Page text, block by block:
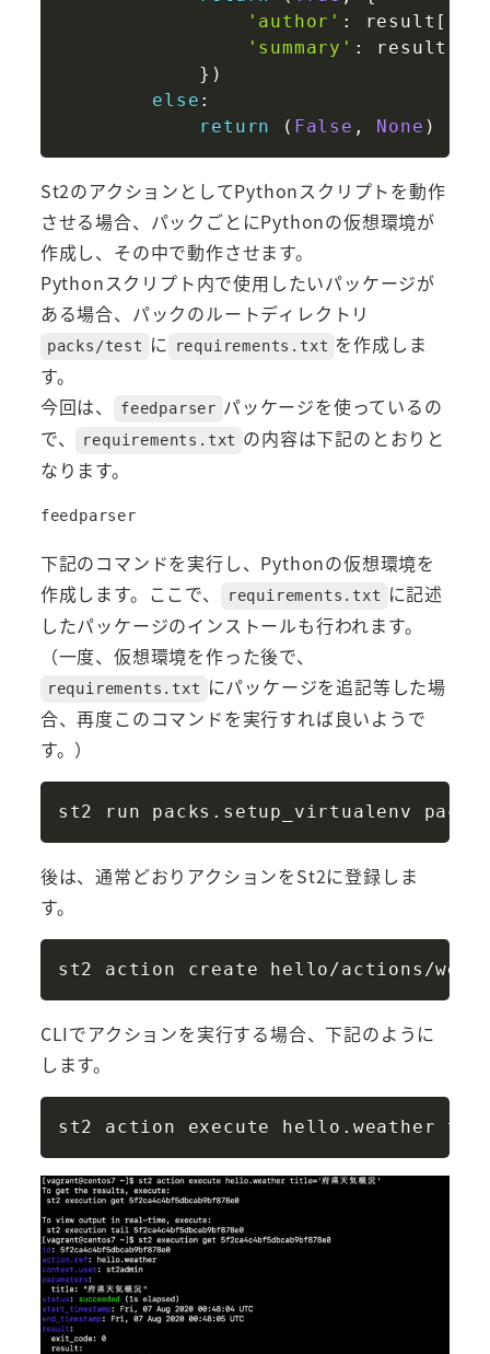
'author' : result [
'summary' : result
} )
else :
return
( False , None )
St2のアクションとしてPythonスクリプトを動作
させる場合、パックごとにPythonの仮想環境が
作成し、その中で動作させます。
Pythonスクリプト内で使用したいパッケージが
ある場合、パックのルートディレクトリ
packs/test に requirements.txt を作成しま
す。
今回は、
feedparser パッケージを使っているの
で、
requirements.txt の内容は下記のとおりと
なります。
下記のコマンドを実行し、Pythonの仮想環境を
作成します。ここで、
requirements.txt
に記述
したパッケージのインストールも行われます。
（一度、仮想環境を作った後で、
requirements.txt
にパッケージを追記等した場
合、再度このコマンドを実行すれば良いようで
す。）
st2 run packs.setup_virtualenv packs
Copy
後は、通常どおりアクションをSt2に登録しま
す。
Copy
CLIでアクションを実行する場合、下記のように
します。
st2 action execute hello.weather
Copy